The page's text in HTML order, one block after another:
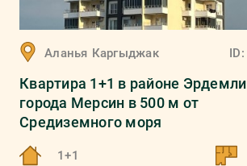
Аланья Каргыджак ID:
Квартира 1+1 в районе Эрдемли
города Мерсин в 500 м от
Средиземного моря
1+1